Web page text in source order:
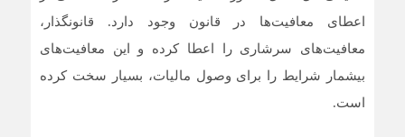
اعطای معافیت‌ها در قانون وجود دارد. قانونگذار،
معافیت‌های سرشاری را اعطا کرده و این معافیت‌های
بیشمار شرایط را برای وصول مالیات، بسیار سخت کرده
است.